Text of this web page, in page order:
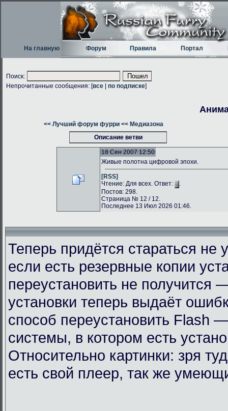
На главную Форум Правила Портал
Поиск:
Непрочитанные сообщения: [все по подписке]
<< Лучший форум фурри << Медиазона
Описание ветви
18 Сен 2007 12:50
Живые полотна цифровой эпохи.
[RSS]
Чтение: Для всех. Ответ:
.
Постов: 298.
Страница № 12 / 12.
Последнее 13 Июл 2026 01:46.
Теперь придётся стараться
если есть резервные копии
переустановить не получится
установки теперь выдаёт
способ переустановить Flash
системы, в котором есть
Относительно картинки: зря
есть свой плеер, так же